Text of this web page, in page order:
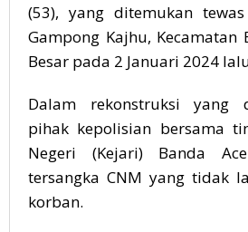
(53), yang ditemukan
Gampong Kajhu, Kecamatan
Besar pada 2 Januari 2024
Dalam rekonstruksi yang
pihak kepolisian bersama
Negeri (Kejari) Banda
tersangka CNM yang tidak
korban.